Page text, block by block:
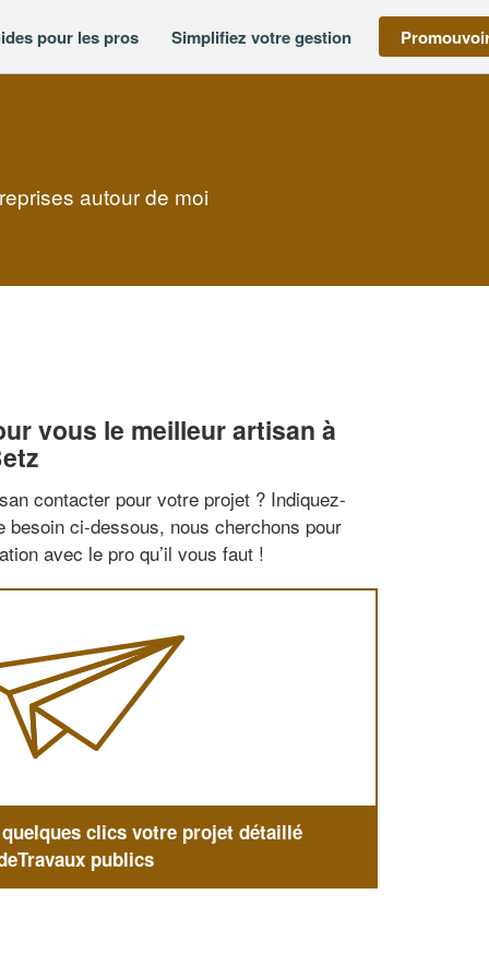
pour les pros Simplifiez votre gestion
autour de moi
vous le meilleur artisan à
contacter pour votre projet ? Indiquez-
besoin ci-dessous, nous cherchons pour
avec le pro qu’il vous faut !
clics votre projet détaillé
publics